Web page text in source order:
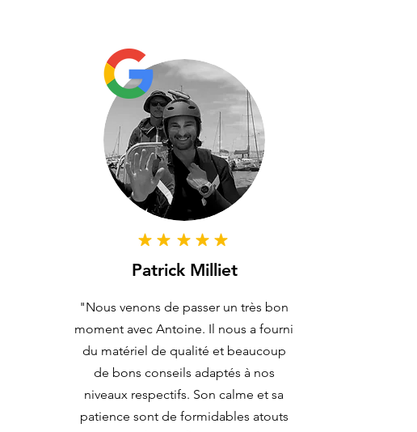
Patrick Milliet
"Nous venons de passer un très bon
moment avec Antoine. Il nous a fourni
du matériel de qualité et beaucoup
de bons conseils adaptés à nos
niveaux respectifs. Son calme et sa
patience sont de formidables atouts